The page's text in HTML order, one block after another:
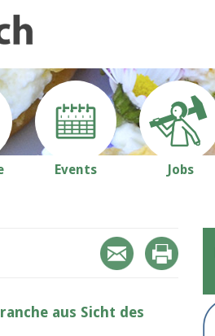
Events Jobs
aus Sicht des